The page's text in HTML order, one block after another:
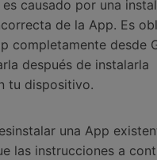
causado por una
de la App. Es
completamente desde
después de instalarla
tu dispositivo.
una App
las instrucciones a